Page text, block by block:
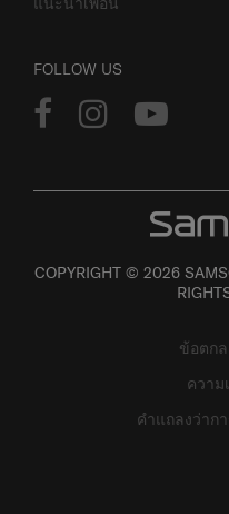
FOLLOW US
COPYRIGHT © 2026
ข้อตก
ความ
คำแถลงว่าก